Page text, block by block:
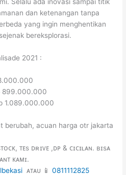
dan ketenangan tanpa
yang ingin menghentikan
bereksplorasi.
2021 :
899.000.000
1.089.000.000
berubah, acuan harga otr jakarta
ᴛᴇs ᴅʀɪᴠᴇ ,ᴅᴘ & ᴄɪᴄɪʟᴀɴ. ʙɪsᴀ
ᴋᴀᴍɪ.
ᴀᴛᴀᴜ 📱0811112825